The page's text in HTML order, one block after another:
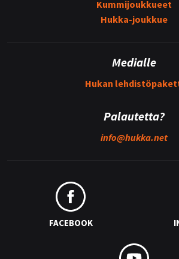
Kummijoukkueet
Hukka-joukkue
Medialle
Hukan
Palautetta?
info@hukka.net
FACEBOOK